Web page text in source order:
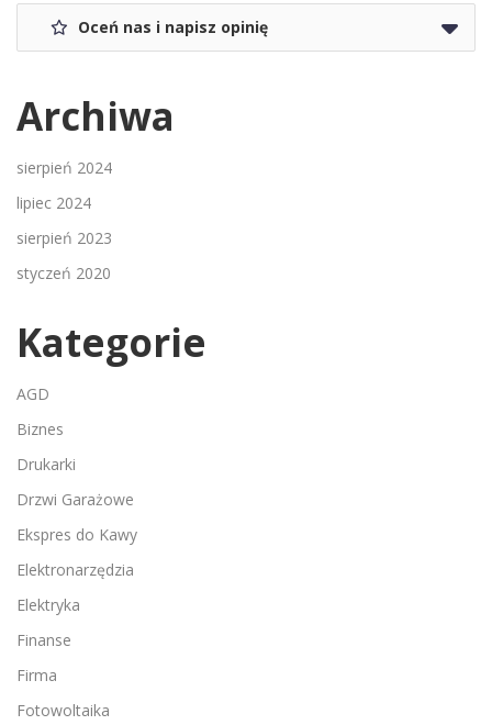
Oceń nas i napisz opinię
Archiwa
sierpień 2024
lipiec 2024
sierpień 2023
styczeń 2020
Kategorie
AGD
Biznes
Drukarki
Drzwi Garażowe
Ekspres do Kawy
Elektronarzędzia
Elektryka
Finanse
Firma
Fotowoltaika